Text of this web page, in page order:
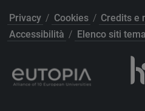
Privacy / Cookies / Credits e
Accessibilità / Elenco siti